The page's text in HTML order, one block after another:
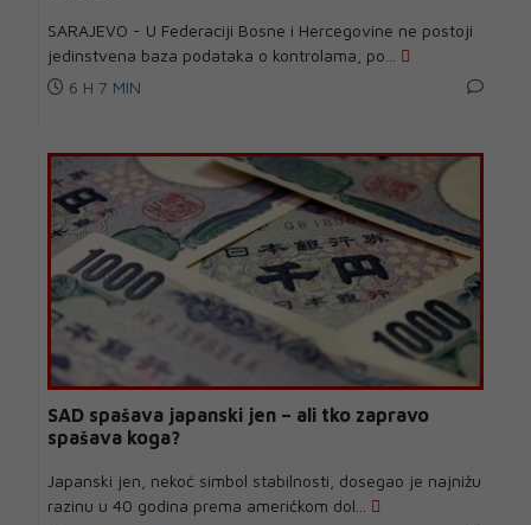
SARAJEVO - U Federaciji Bosne i Hercegovine ne postoji
jedinstvena baza podataka o kontrolama, po...
6 H 7 MIN
SAD spašava japanski jen – ali tko zapravo
spašava koga?
Japanski jen, nekoć simbol stabilnosti, dosegao je najnižu
razinu u 40 godina prema američkom dol...